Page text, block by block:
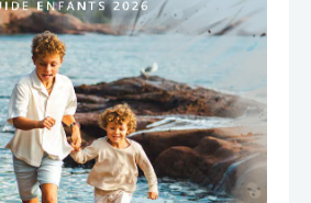
TÉLÉCHARGER